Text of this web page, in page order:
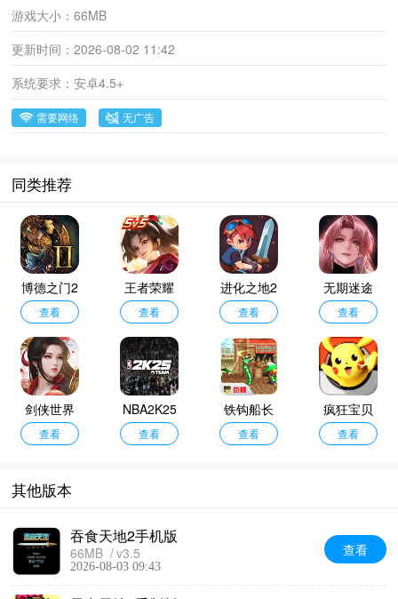
游戏大小：66MB
更新时间：2026-08-02 11:42
系统要求：安卓4.5+
需要网络 无广告
同类推荐
博德之门2
增强版
查看
王者荣耀
国际服
查看
进化之地2
查看
无期迷途
查看
剑侠世界
起源
查看
NBA2K25
安卓版
查看
铁钩船长
手机版
查看
疯狂宝贝
最新版
查看
其他版本
吞食天地2手机版
66MB v3.5
2026-08-03 09:43
查看